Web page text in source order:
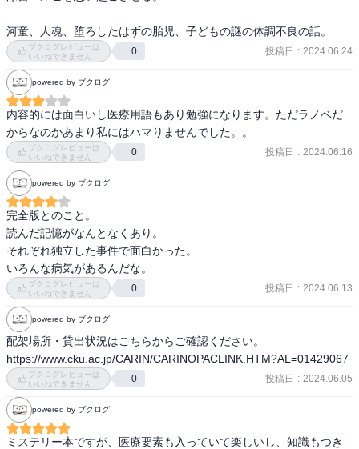
といって、病院の屋上に赤煉瓦の家が建っているとなると、
今度は現実味がなくなるし、難しいものだ。
時系列としては小鳥遊が赴任して4〜５ヶ月
宇宙人に誘拐されたと訴える男による殺人事件
恐竜に襲われた青い血の男事件のあとのことです。
河童、人魂、堕ろしたはずの胎児、子どもの謎の体調不良の話。
ブクログレビューは
いいねできません
0 投稿日 : 2024.06.24
powered by ブクログ
内容的には面白いし医療用語もあり勉強になります。ただラノベだ
からなのかあまり私にはハマりませんでした。。
ブクログレビューは
いいねできません
0 投稿日 : 2024.06.16
powered by ブクログ
完全版とのこと。
読んだ記憶がなんとなくあり。
それぞれ独立した事件で面白かった。
いろんな病気があるんだな。
ブクログレビューは
いいねできません
0 投稿日 : 2024.06.13
powered by ブクログ
配架場所・貸出状況はこちらからご確認ください。
https://www.cku.ac.jp/CARIN/CARINOPACLINK.HTM?AL=01429067
ブクログレビューは
いいねできません
0 投稿日 : 2024.06.05
powered by ブクログ
ミステリー本ですが、医療要素も入っていて楽しいし、知識もつき